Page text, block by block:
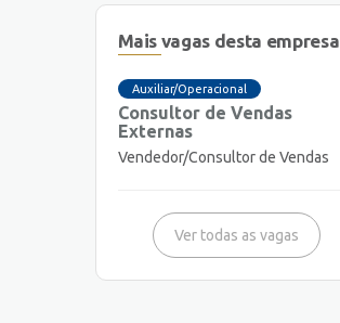
Mais vagas desta empresa
Auxiliar/Operacional
Consultor de Vendas
Externas
Vendedor/Consultor de Vendas
Ver todas as vagas